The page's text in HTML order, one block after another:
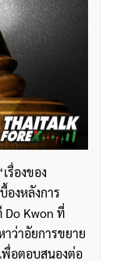
รื่องของ
องหลังการ
Do Kwon ที่
าว่าอัยการขยาย
พื่อตอบสนองต่อ